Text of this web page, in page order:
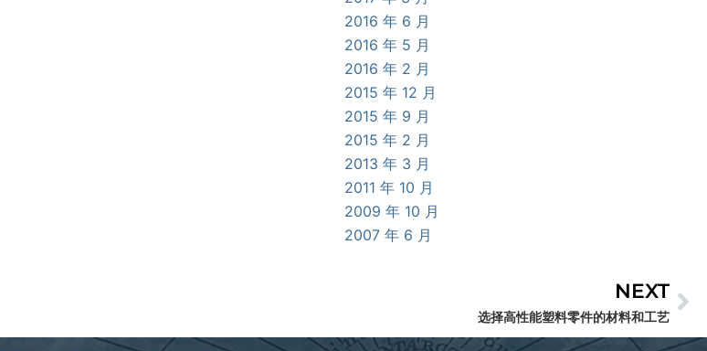
2016 年 6 月
2016 年 5 月
2016 年 2 月
2015 年 12 月
2015 年 9 月
2015 年 2 月
2013 年 3 月
2011 年 10 月
2009 年 10 月
2007 年 6 月
NEXT
选择高性能塑料零件的材料和工艺